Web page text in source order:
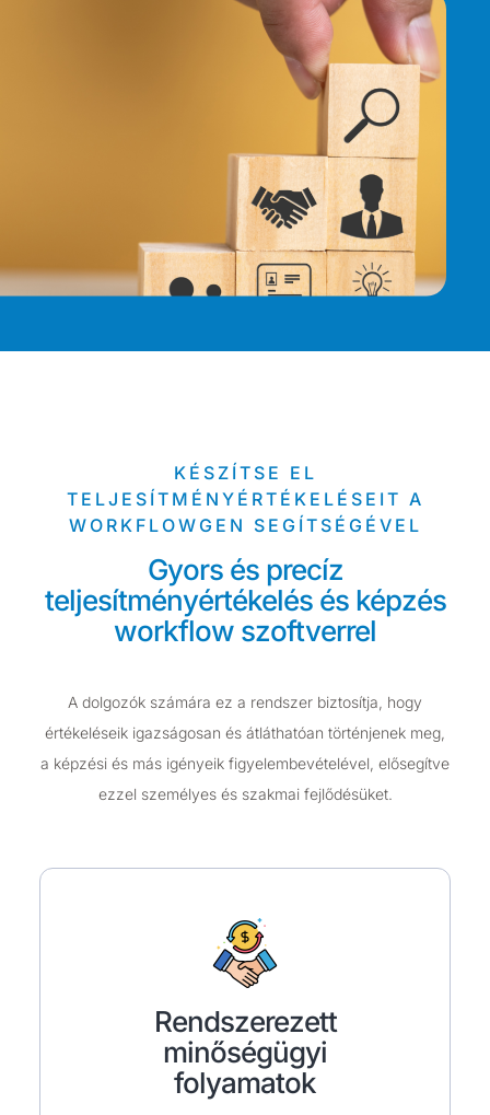
KÉSZÍTSE EL
TELJESÍTMÉNYÉRTÉKELÉSEIT A
WORKFLOWGEN SEGÍTSÉGÉVEL
Gyors és precíz
teljesítményértékelés és képzés
workflow szoftverrel
A dolgozók számára ez a rendszer biztosítja, hogy
értékeléseik igazságosan és átláthatóan történjenek meg,
a képzési és más igényeik figyelembevételével, elősegítve
ezzel személyes és szakmai fejlődésüket.
Rendszerezett
minőségügyi
folyamatok